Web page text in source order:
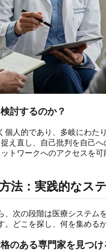
討するのか？
個人的であり、多岐にわた
え直し、自己批判を自己
ットワークへのアクセスを
法：実践的なス
、次の段階は医療システム
どこを探し、何を集める
のある専門家を見つけ